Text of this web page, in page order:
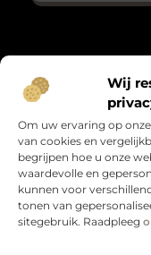
Wij
Om uw ervaring op
van cookies en
begrijpen hoe u onze
waardevolle en
kunnen voor
tonen van
sitegebruik. Raadpleeg
Over Massage
“Teder,
geluk, persoonlijke
Bericht